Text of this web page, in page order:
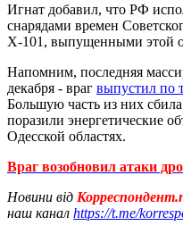
Игнат добавил, что РФ
снарядами времен
Х-101, выпущенными этой
Напомним, последняя
декабря - враг выпустил по
Большую часть из них
поразили энергетические
Одесской областях.
Враг возобновил атаки
Новини від
наш канал https://t.me/